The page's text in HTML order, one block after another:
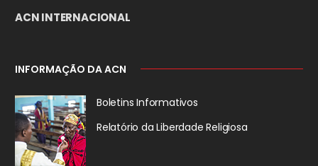
ACN INTERNACIONAL
INFORMAÇÃO DA ACN
Boletins Informativos
Relatório da Liberdade Religiosa